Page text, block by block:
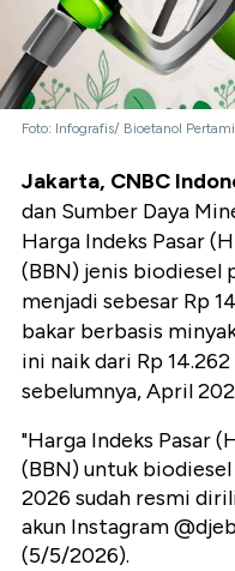
Foto: Infografis/ Bioetanol
Jakarta, CNBC
dan Sumber Daya
Harga Indeks Pasar
(BBN) jenis biodiesel
menjadi sebesar Rp
bakar berbasis
ini naik dari Rp
sebelumnya, April
"Harga Indeks Pasar
(BBN) untuk
2026 sudah resmi
akun Instagram
(5/5/2026).